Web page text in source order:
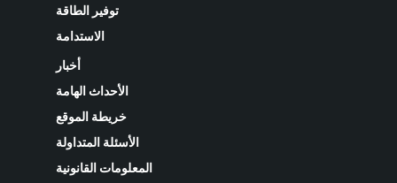
توفير الطاقة
الاستدامة
الأحداث الهامة
خريطة الموقع
الأسئلة المتداولة
المعلومات القانونية